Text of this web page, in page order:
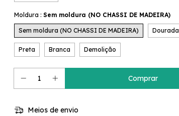
Moldura : Sem moldura (NO CHASSI DE MADEIRA)
Sem moldura (NO CHASSI DE MADEIRA) Dourada
Preta Branca Demolição
Meios de envio